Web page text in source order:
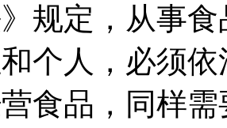
规定，从事
个人，必须
食品，同样